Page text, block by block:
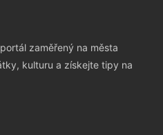
zaměřený na města
kulturu a získejte tipy na